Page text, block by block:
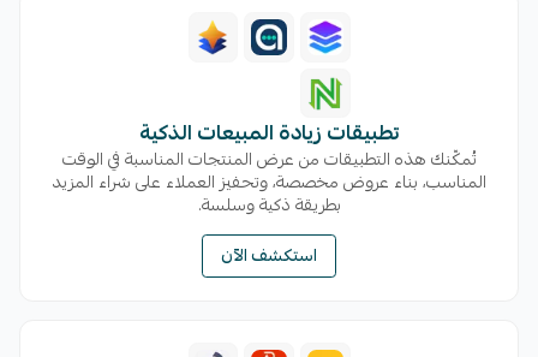
تطبيقات زيادة المبيعات الذكية
تُمكّنك هذه التطبيقات من عرض المنتجات المناسبة في الوقت
المناسب، بناء عروض مخصصة، وتحفيز العملاء على شراء المزيد
بطريقة ذكية وسلسة.
استكشف الآن